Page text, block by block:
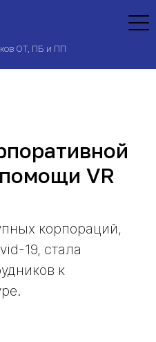
ОТ, ПБ и ПП
VR
корпораций,
19, стала
к